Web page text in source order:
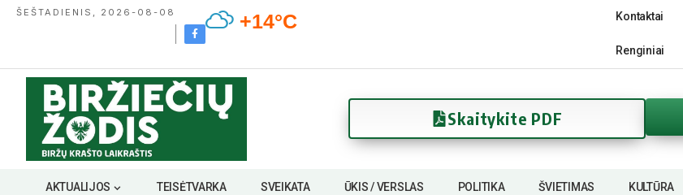
ŠEŠTADIENIS, 2026-08-08 +14°C Kontaktai
Renginiai
Skaitykite PDF
AKTUALIJOS TEISĖTVARKA SVEIKATA ŪKIS / VERSLAS POLITIKA ŠVIETIMAS KULTŪRA